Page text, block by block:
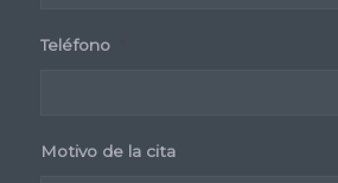
Teléfono
Motivo de la cita